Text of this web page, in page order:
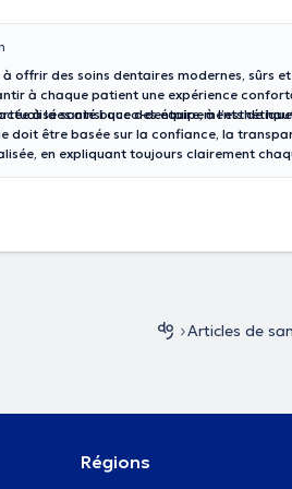
offrir des soins dentaires modernes, sûrs
à chaque patient une expérience
à la santé bucco-dentaire, à
ainsi que des équipements de
doit être basée sur la confiance, la
en expliquant toujours clairement
Articles de
Régions